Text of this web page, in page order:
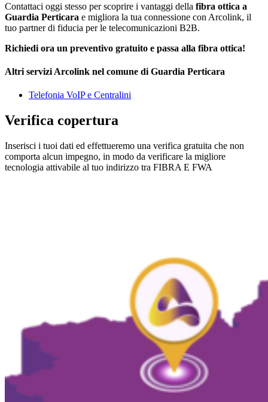
Contattaci oggi stesso per scoprire i vantaggi della fibra ottica a
Guardia Perticara e migliora la tua connessione con Arcolink, il
tuo partner di fiducia per le telecomunicazioni B2B.
Richiedi ora un preventivo gratuito e passa alla fibra ottica!
Altri servizi Arcolink nel comune di Guardia Perticara
Telefonia VoIP e Centralini
Verifica copertura
Inserisci i tuoi dati ed effettueremo una verifica gratuita che non
comporta alcun impegno, in modo da verificare la migliore
tecnologia attivabile al tuo indirizzo tra FIBRA E FWA